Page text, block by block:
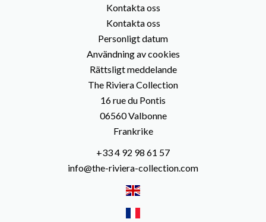
Kontakta oss
Kontakta oss
Personligt datum
Användning av cookies
Rättsligt meddelande
The Riviera Collection
16 rue du Pontis
06560Valbonne
Frankrike
+33 4 92 98 61 57
info@the-riviera-collection.com